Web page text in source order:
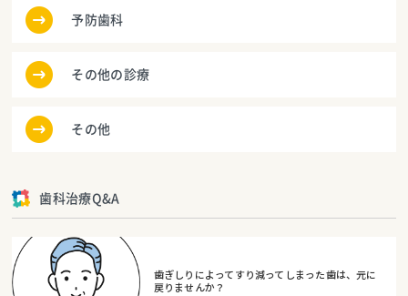
予防歯科
その他の診療
その他
歯科治療Q&A
歯ぎしりによってすり減ってしまった歯は、元に
戻りませんか？